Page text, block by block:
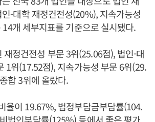
-대학 재정건전성(20%), 지속가능성
개 세부지표를 기준으로 실시됐다.
재정건전성 부문 3위(25.06점), 법인-대
1위(17.52점), 지속가능성 부문 6위(29.
합 3위에 올랐다.
율이 19.67%, 법정부담금부담률(104.